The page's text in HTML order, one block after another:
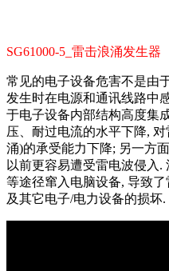
SG61000-5_雷击浪涌发生器
常见的电子设备危害不是由
发生时在电源和通讯线路中
于电子设备内部结构高度集
压、耐过电流的水平下降,
涌)的承受能力下降; 另一方
以前更容易遭受雷电波侵入
等途径窜入电脑设备, 导致
及其它电子/电力设备的损坏.